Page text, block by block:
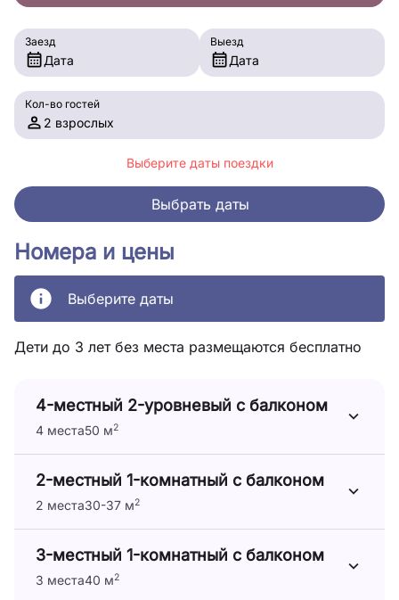
Номера и цены
Выберите даты
Дети до 3 лет без места размещаются бесплатно
4-местный 2-уровневый с балконом
4 места50 м2
2-местный 1-комнатный с балконом
2 места30-37 м2
3-местный 1-комнатный с балконом
3 места40 м2
Заезд
Дата
Выезд
Дата
Кол-во гостей
2 взрослых
Выберите даты поездки
Выбрать даты